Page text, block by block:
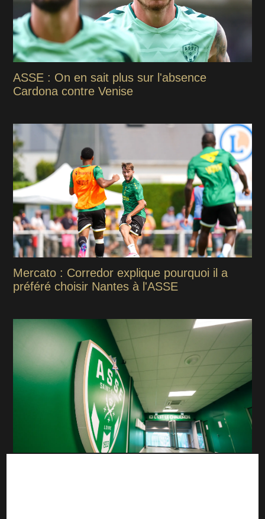
ASSE : On en sait plus sur l'absence
Cardona contre Venise
Mercato : Corredor explique pourquoi il a
préféré choisir Nantes à l'ASSE